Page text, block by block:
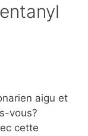
aigu et
vous?
cette